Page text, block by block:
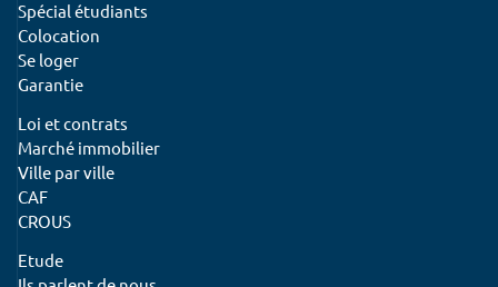
Spécial étudiants
Colocation
Se loger
Garantie
Loi et contrats
Marché immobilier
Ville par ville
CAF
CROUS
Etude